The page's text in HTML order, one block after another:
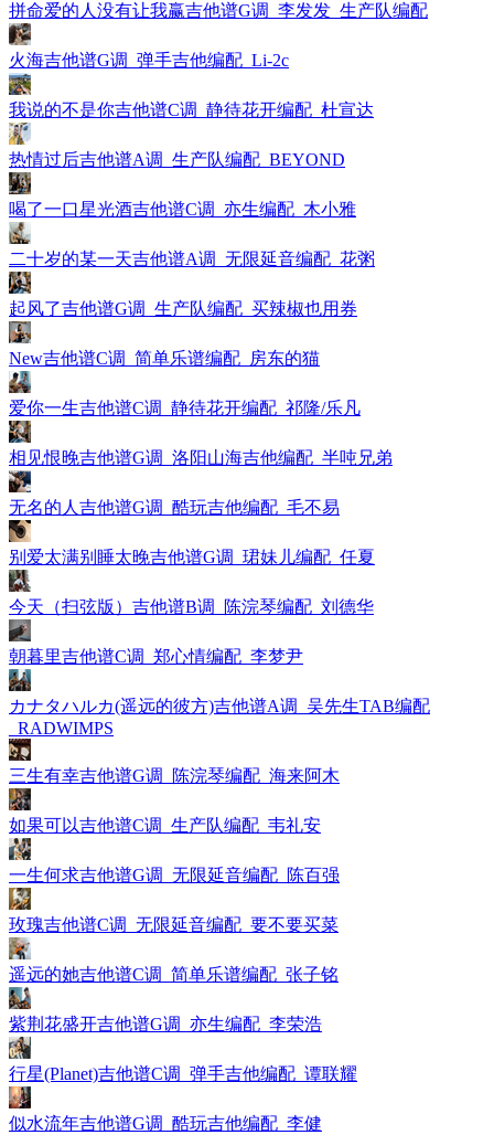
拼命爱的人没有让我赢吉他谱G调_李发发_生产队编配
火海吉他谱G调_弹手吉他编配_Li-2c
我说的不是你吉他谱C调_静待花开编配_杜宣达
热情过后吉他谱A调_生产队编配_BEYOND
喝了一口星光酒吉他谱C调_亦生编配_木小雅
二十岁的某一天吉他谱A调_无限延音编配_花粥
起风了吉他谱G调_生产队编配_买辣椒也用券
New吉他谱C调_简单乐谱编配_房东的猫
爱你一生吉他谱C调_静待花开编配_祁隆/乐凡
相见恨晚吉他谱G调_洛阳山海吉他编配_半吨兄弟
无名的人吉他谱G调_酷玩吉他编配_毛不易
别爱太满别睡太晚吉他谱G调_珺妹儿编配_任夏
今天（扫弦版）吉他谱B调_陈浣琴编配_刘德华
朝暮里吉他谱C调_郑心情编配_李梦尹
カナタハルカ(遥远的彼方)吉他谱A调_吴先生TAB编配
_RADWIMPS
三生有幸吉他谱G调_陈浣琴编配_海来阿木
如果可以吉他谱C调_生产队编配_韦礼安
一生何求吉他谱G调_无限延音编配_陈百强
玫瑰吉他谱C调_无限延音编配_要不要买菜
遥远的她吉他谱C调_简单乐谱编配_张子铭
紫荆花盛开吉他谱G调_亦生编配_李荣浩
行星(Planet)吉他谱C调_弹手吉他编配_谭联耀
似水流年吉他谱G调_酷玩吉他编配_李健